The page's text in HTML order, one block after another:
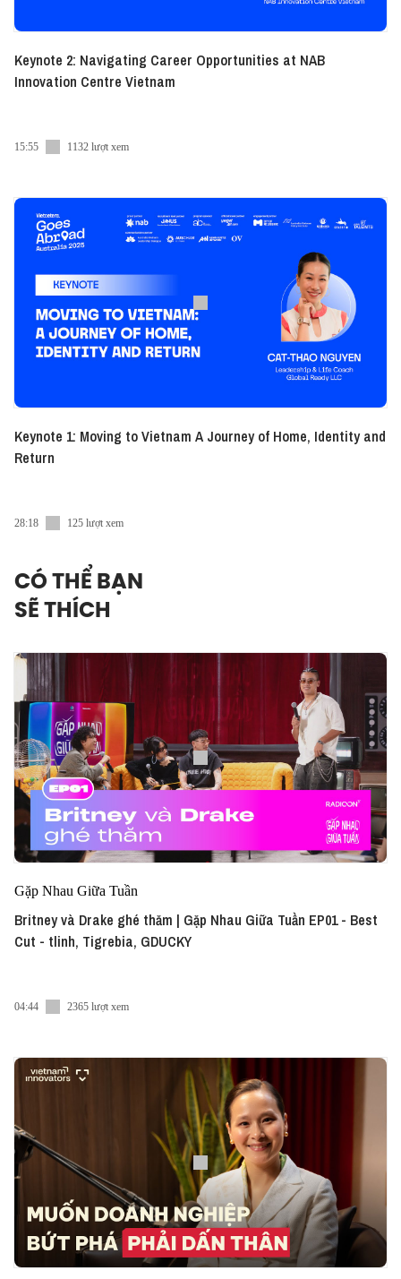
Keynote 2: Navigating Career Opportunities at NAB
Innovation Centre Vietnam
15:55 1132 lượt xem
Keynote 1: Moving to Vietnam A Journey of Home, Identity and
Return
28:18 125 lượt xem
CÓ THỂ BẠN
SẼ THÍCH
Gặp Nhau Giữa Tuần
Britney và Drake ghé thăm | Gặp Nhau Giữa Tuần EP01 - Best
Cut - tlinh, Tigrebia, GDUCKY
04:44 2365 lượt xem